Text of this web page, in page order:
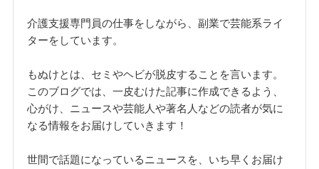
介護支援専門員の仕事をしながら、副業で芸能系ライ
ターをしています。
もぬけとは、セミやヘビが脱皮することを言います。
このブログでは、一皮むけた記事に作成できるよう、
心がけ、ニュースや芸能人や著名人などの読者が気に
なる情報をお届けしていきます！
世間で話題になっているニュースを、いち早くお届け